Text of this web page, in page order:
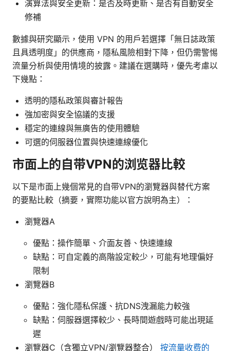
演算法與安全更新：是否及時更新、是否有自動安全
修補
數據與研究顯示，使用 VPN 的用戶若選擇「無日誌政策
且具透明度」的供應商，隱私風險相對下降，但仍需警惕
流量分析與使用情境的披露。建議在選購時，優先考慮以
下幾點：
透明的隱私政策與審計報告
強加密與安全協議的支援
穩定的連線與無廣告的使用體驗
可選的伺服器位置與快速連線優化
市面上的自带VPN的浏览器比較
以下是市面上幾個常見的自带VPN的瀏覽器與替代方案
的要點比較（摘要，實際功能以官方說明為主）：
瀏覽器A
優點：操作簡單、介面友善、快速連線
缺點：可自定義的高階設定較少，可能有地理偏好
限制
瀏覽器B
優點：強化隱私保護、抗DNS洩漏能力較強
缺點：伺服器選擇較少、長時間遊戲時可能出現延
遲
瀏覽器C（含獨立VPN/瀏覽器整合） 按流量收费的